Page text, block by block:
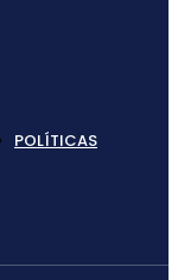
POLÍTICAS